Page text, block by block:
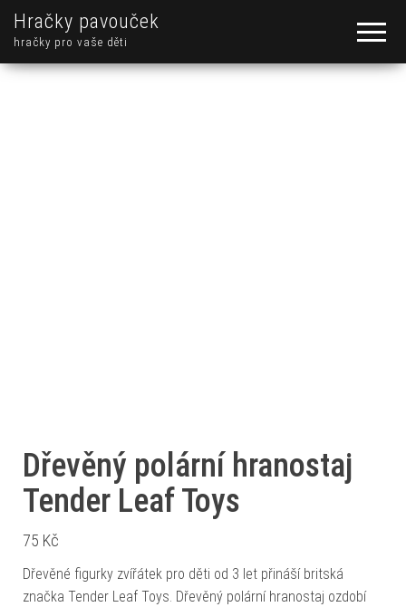
Hračky pavouček
hračky pro vaše děti
Dřevěný polární hranostaj
Tender Leaf Toys
75 Kč
Dřevěné figurky zvířátek pro děti od 3 let přináší britská
značka Tender Leaf Toys. Dřevěný polární hranostaj ozdobí